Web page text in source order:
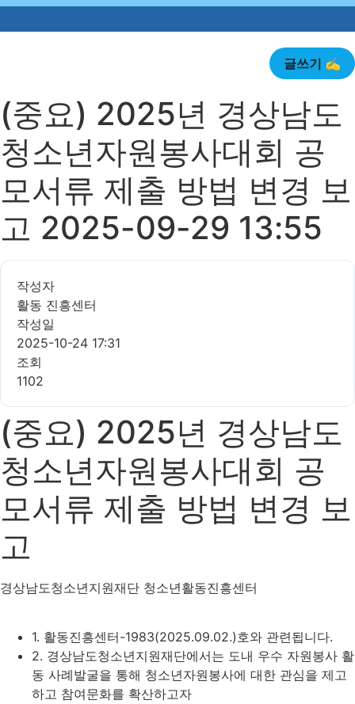
글쓰기 ✍️
(중요) 2025년 경상남도
청소년자원봉사대회 공
모서류 제출 방법 변경 보
고 2025-09-29 13:55
작성자
활동 진흥센터
작성일
2025-10-24 17:31
조회
1102
(중요) 2025년 경상남도
청소년자원봉사대회 공
모서류 제출 방법 변경 보
고
경상남도청소년지원재단 청소년활동진흥센터
1. 활동진흥센터-1983(2025.09.02.)호와 관련됩니다.
2. 경상남도청소년지원재단에서는 도내 우수 자원봉사 활
동 사례발굴을 통해 청소년자원봉사에 대한 관심을 제고
하고 참여문화를 확산하고자